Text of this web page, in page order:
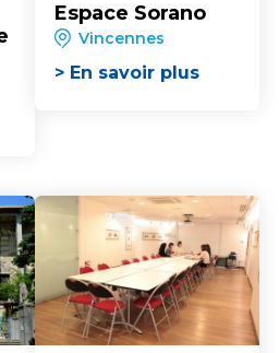
Espace Sorano
Vincennes
> En savoir plus